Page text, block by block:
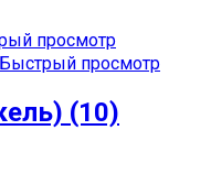
просмотр
Быстрый просмотр
(10)